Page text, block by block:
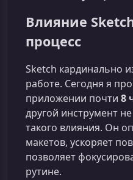
Влияние
процесс
Sketch кардинально
работе. Сегодня я
приложении почти 8
другой инструмент
такого влияния. Он
макетов, ускоряет
позволяет
рутине.